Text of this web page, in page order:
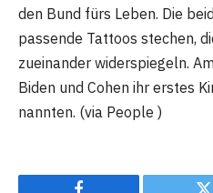
den Bund fürs Leben. Die
passende Tattoos stechen,
zueinander widerspiegeln.
Biden und Cohen ihr erstes
nannten. (via People )